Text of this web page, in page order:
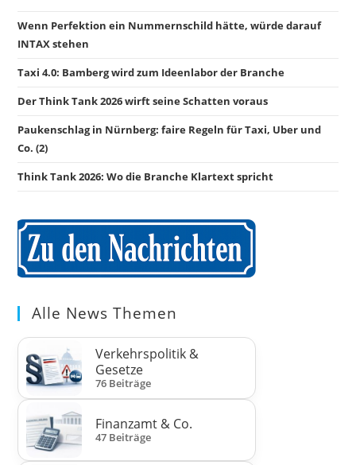
Wenn Perfektion ein Nummernschild hätte, würde darauf
INTAX stehen
Taxi 4.0: Bamberg wird zum Ideenlabor der Branche
Der Think Tank 2026 wirft seine Schatten voraus
Paukenschlag in Nürnberg: faire Regeln für Taxi, Uber und
Co. (2)
Think Tank 2026: Wo die Branche Klartext spricht
Alle News Themen
Verkehrspolitik &
Gesetze
76 Beiträge
Finanzamt & Co.
47 Beiträge